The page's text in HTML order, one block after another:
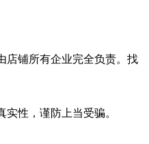
店铺所有企业完全负责。找
性，谨防上当受骗。